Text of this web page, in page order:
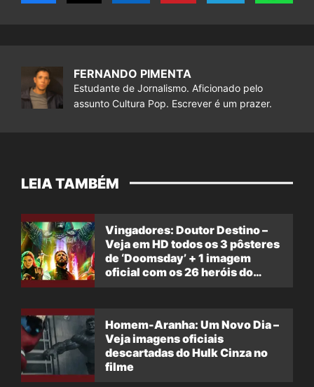
FERNANDO PIMENTA
Estudante de Jornalismo. Aficionado pelo
assunto Cultura Pop. Escrever é um prazer.
LEIA TAMBÉM
Vingadores: Doutor Destino –
Veja em HD todos os 3 pôsteres
de ‘Doomsday’ + 1 imagem
oficial com os 26 heróis do
Homem-Aranha: Um Novo Dia –
Veja imagens oficiais
descartadas do Hulk Cinza no
filme